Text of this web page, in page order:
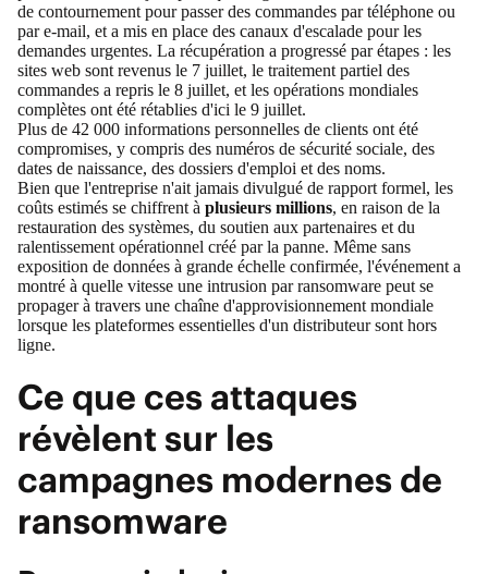
de contournement pour passer des commandes par téléphone ou
par e-mail, et a mis en place des canaux d'escalade pour les
demandes urgentes. La récupération a progressé par étapes : les
sites web sont revenus le 7 juillet, le traitement partiel des
commandes a repris le 8 juillet, et les opérations mondiales
complètes ont été rétablies d'ici le 9 juillet.
Plus de 42 000 informations personnelles de clients ont été
compromises, y compris des numéros de sécurité sociale, des
dates de naissance, des dossiers d'emploi et des noms.
Bien que l'entreprise n'ait jamais divulgué de rapport formel, les
coûts estimés se chiffrent à plusieurs millions, en raison de la
restauration des systèmes, du soutien aux partenaires et du
ralentissement opérationnel créé par la panne. Même sans
exposition de données à grande échelle confirmée, l'événement a
montré à quelle vitesse une intrusion par ransomware peut se
propager à travers une chaîne d'approvisionnement mondiale
lorsque les plateformes essentielles d'un distributeur sont hors
ligne.
Ce que ces attaques
révèlent sur les
campagnes modernes de
ransomware